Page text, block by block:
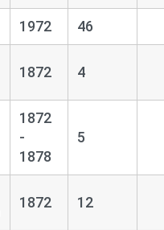
1972 46
1872 4
1872
-
1878
5
1872 12